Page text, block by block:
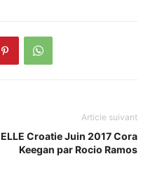
Article suivant
ELLE Croatie Juin 2017 Cora
Keegan par Rocio Ramos